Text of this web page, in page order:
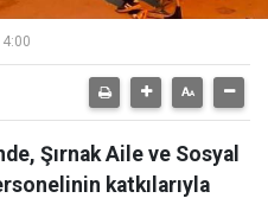
Şırnak Aile ve Sosyal
katkılarıyla